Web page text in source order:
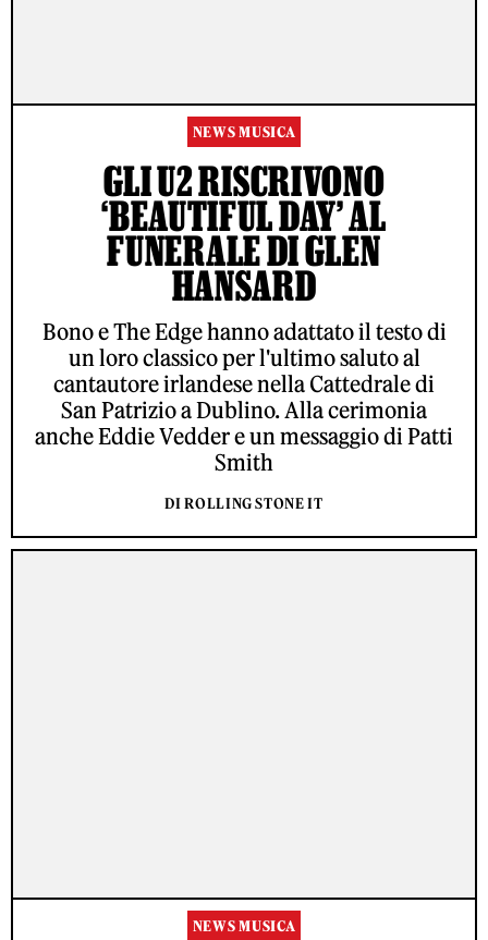
NEWS MUSICA
GLI U2 RISCRIVONO
‘BEAUTIFUL DAY’ AL
FUNERALE DI GLEN
HANSARD
Bono e The Edge hanno adattato il testo di
un loro classico per l'ultimo saluto al
cantautore irlandese nella Cattedrale di
San Patrizio a Dublino. Alla cerimonia
anche Eddie Vedder e un messaggio di Patti
Smith
DI ROLLING STONE IT
NEWS MUSICA